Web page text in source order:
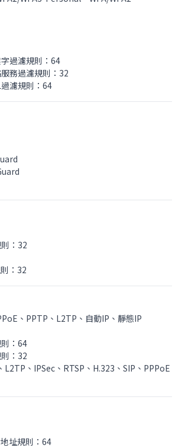
過濾規則：64
務過濾規則：32
濾規則：64
：32
：32
、PPTP、L2TP、自動IP、靜態IP
：64
：32
L2TP、IPSec、RTSP、H.323、SIP、PPPoE
址規則：64